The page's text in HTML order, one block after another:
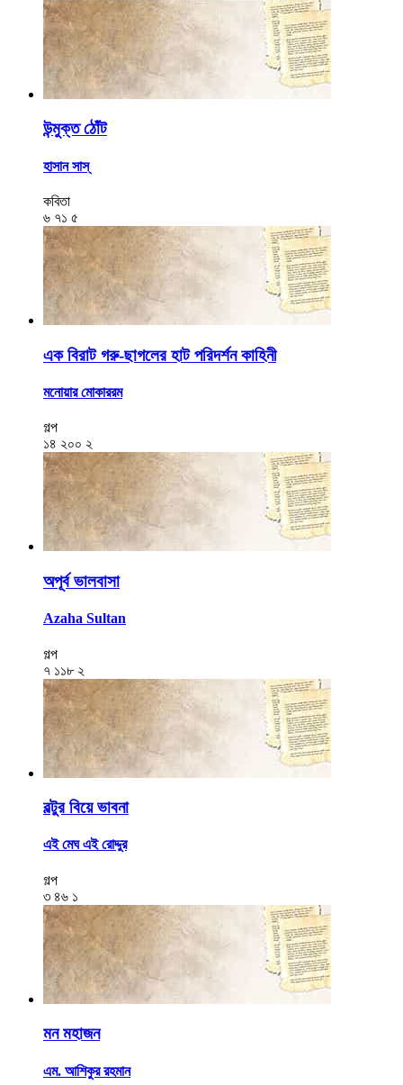
উন্মুক্ত ঠোঁট
হাসান সাস্‌
কবিতা
৬ ৭১ ৫
এক বিরাট গরু-ছাগলের হাট পরিদর্শন কাহিনী
মনোয়ার মোকাররম
গল্প
১৪ ২০০ ২
অপূর্ব ভালবাসা
Azaha Sultan
গল্প
৭ ১১৮ ২
বল্টুর বিয়ে ভাবনা
এই মেঘ এই রোদ্দুর
গল্প
৩ ৪৬ ১
মন মহাজন
এম. আশিকুর রহমান